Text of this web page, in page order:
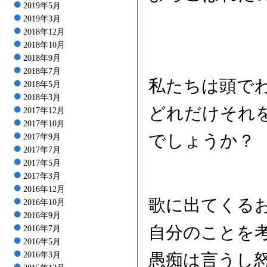
2019年5月
2019年3月
2018年12月
2018年10月
2018年9月
2018年7月
2018年5月
2018年3月
2017年12月
2017年10月
2017年9月
2017年7月
2017年5月
2017年3月
2016年12月
2016年10月
2016年9月
2016年7月
2016年5月
2016年3月
私たちは頭で
どれだけそれ
でしょうか？
歌に出てくる
自分のことを
愚痴は言うし